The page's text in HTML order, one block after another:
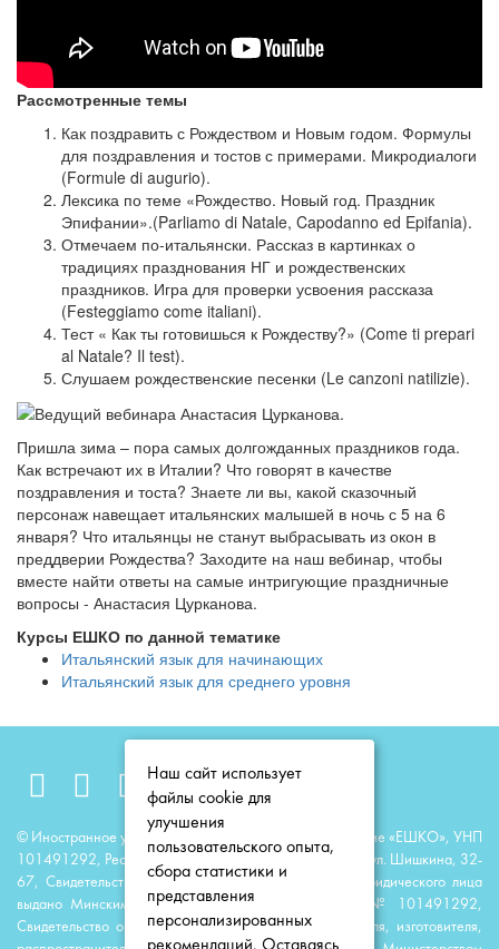
Рассмотренные темы
Как поздравить с Рождеством и Новым годом. Формулы
для поздравления и тостов с примерами. Микродиалоги
(Formule di augurio).
Лексика по теме «Рождество. Новый год. Праздник
Эпифании».(Parliamo di Natale, Capodanno ed Epifania).
Отмечаем по-итальянски. Рассказ в картинках о
традициях празднования НГ и рождественских
праздников. Игра для проверки усвоения рассказа
(Festeggiamo come italiani).
Тест « Как ты готовишься к Рождеству?» (Come ti prepari
al Natale? Il test).
Слушаем рождественские песенки (Le canzoni natilizie).
Пришла зима – пора самых долгожданных праздников года.
Как встречают их в Италии? Что говорят в качестве
поздравления и тоста? Знаете ли вы, какой сказочный
персонаж навещает итальянских малышей в ночь с 5 на 6
января? Что итальянцы не станут выбрасывать из окон в
преддверии Рождества? Заходите на наш вебинар, чтобы
вместе найти ответы на самые интригующие праздничные
вопросы - Анастасия Цурканова.
Курсы ЕШКО по данной тематике
Итальянский язык для начинающих
Итальянский язык для среднего уровня
© Иностранное унитарное образовательное предприятие «ЕШКО», УНП
101491292, Республика Беларусь, 220118, г. Минск, ул. Шишкина, 32-
67, Свидетельство о государственной регистрации юридического лица
выдано Минским горисполкомом 23 июня 2014 г. № 101491292,
Свидетельство о государственной регистрации издателя, изготовителя,
Наш сайт использует
файлы cookie для
улучшения
пользовательского опыта,
сбора статистики и
представления
персонализированных